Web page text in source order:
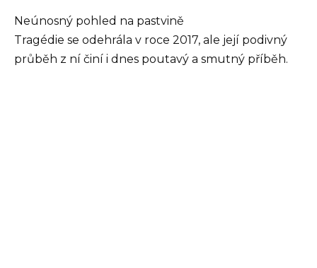
Neúnosný pohled na pastvině
Tragédie se odehrála v roce 2017, ale její podivný
průběh z ní činí i dnes poutavý a smutný příběh.